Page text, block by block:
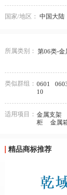
国家/地区： 中国大陆
所属类别： 第06类-金
类似群组： 0601
10
适用项目： 金属支架
柜
金属
精品商标推荐